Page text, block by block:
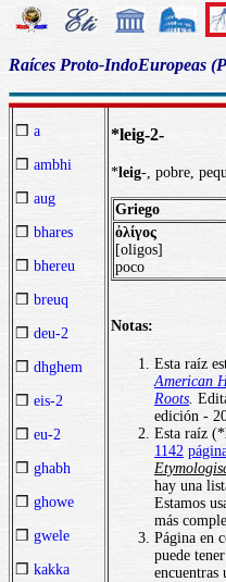
Raíces Proto-IndoEuropeas
❒ a
❒ ambhi
❒ aug
❒ bhares
❒ bhereu
❒ breuq
❒ deu-2
❒ dhghem
❒ eis-2
❒ eu-2
❒ ghabh
❒ ghowe
❒ gwele
❒ kakka
*leig-2-
*leig-, pobre,
Griego
ὀλίγος
[oligos]
poco
Notas:
Esta raíz
American
Roots
edición -
Esta raíz (*
1142
hay una
Estamos
más
Página en
puede